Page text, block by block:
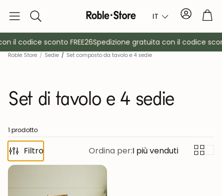
Ricerca IT Conto
Credenze Console
Armadietti
il codice sconto FREE26Spedizione gratuita con il codice
Roble Store / Sedie / Set composto da tavolo e 4 sedie
Set di tavolo e 4 sedie
1 prodotto
Filtro Ordina per:I più venduti